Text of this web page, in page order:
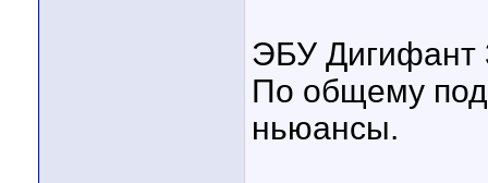
ЭБУ Дигифант
По общему
ньюансы.